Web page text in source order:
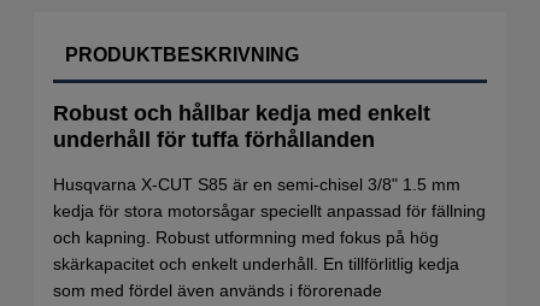
PRODUKTBESKRIVNING
Robust och hållbar kedja med enkelt
underhåll för tuffa förhållanden
Husqvarna X-CUT S85 är en semi-chisel 3/8" 1.5 mm
kedja för stora motorsågar speciellt anpassad för fällning
och kapning. Robust utformning med fokus på hög
skärkapacitet och enkelt underhåll. En tillförlitlig kedja
som med fördel även används i förorenade